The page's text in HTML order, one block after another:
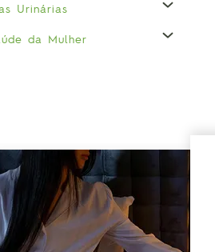
Urinárias
da Mulher